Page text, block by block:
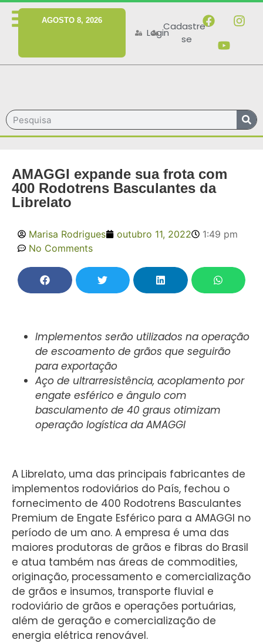
MENU
AGOSTO 8, 2026
Login
Cadastre-
se
AMAGGI expande sua frota com
400 Rodotrens Basculantes da
Librelato
Marisa Rodrigues outubro 11, 2022
1:49 pm
No Comments
Implementos serão utilizados na operação
de escoamento de grãos que seguirão
para exportação
Aço de ultrarresistência, acoplamento por
engate esférico e ângulo com
basculamento de 40 graus otimizam
operação logística da AMAGGI
A Librelato, uma das principais fabricantes de
implementos rodoviários do País, fechou o
fornecimento de 400 Rodotrens Basculantes
Premium de Engate Esférico para a AMAGGI no
período de um ano. A empresa é uma das
maiores produtoras de grãos e fibras do Brasil
e atua também nas áreas de commodities,
originação, processamento e comercialização
de grãos e insumos, transporte fluvial e
rodoviário de grãos e operações portuárias,
além de geração e comercialização de
energia elétrica renovável.